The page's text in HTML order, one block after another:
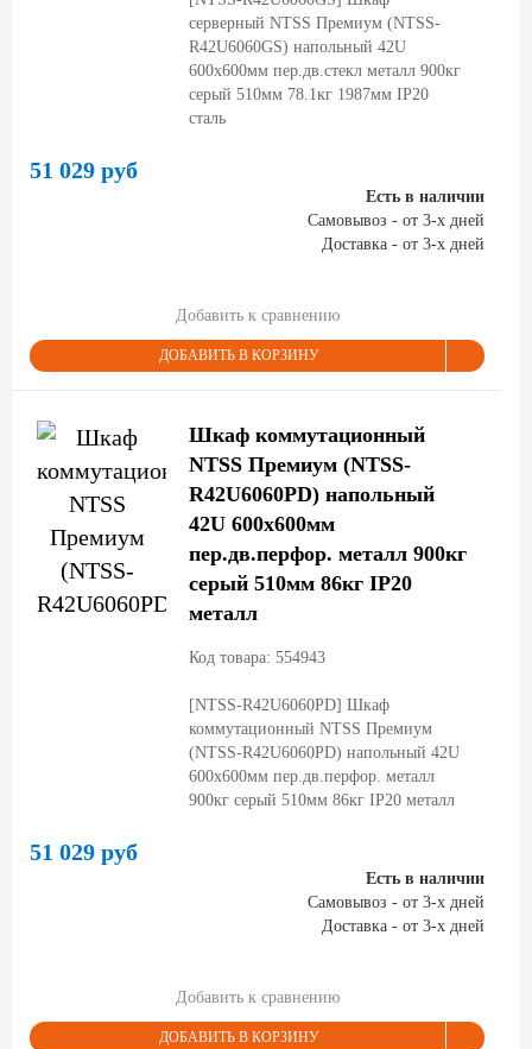
серверный NTSS Премиум (NTSS-
R42U6060GS) напольный 42U
600x600мм пер.дв.стекл металл 900кг
серый 510мм 78.1кг 1987мм IP20
сталь
51 029 руб
Есть в наличии
Самовывоз - от 3-х дней
Доставка - от 3-х дней
Добавить к сравнению
ДОБАВИТЬ В КОРЗИНУ
Шкаф коммутационный
NTSS Премиум (NTSS-
R42U6060PD) напольный
42U 600x600мм
пер.дв.перфор. металл 900кг
серый 510мм 86кг IP20
металл
Код товара: 554943
[NTSS-R42U6060PD] Шкаф
коммутационный NTSS Премиум
(NTSS-R42U6060PD) напольный 42U
600x600мм пер.дв.перфор. металл
900кг серый 510мм 86кг IP20 металл
51 029 руб
Есть в наличии
Самовывоз - от 3-х дней
Доставка - от 3-х дней
Добавить к сравнению
ДОБАВИТЬ В КОРЗИНУ